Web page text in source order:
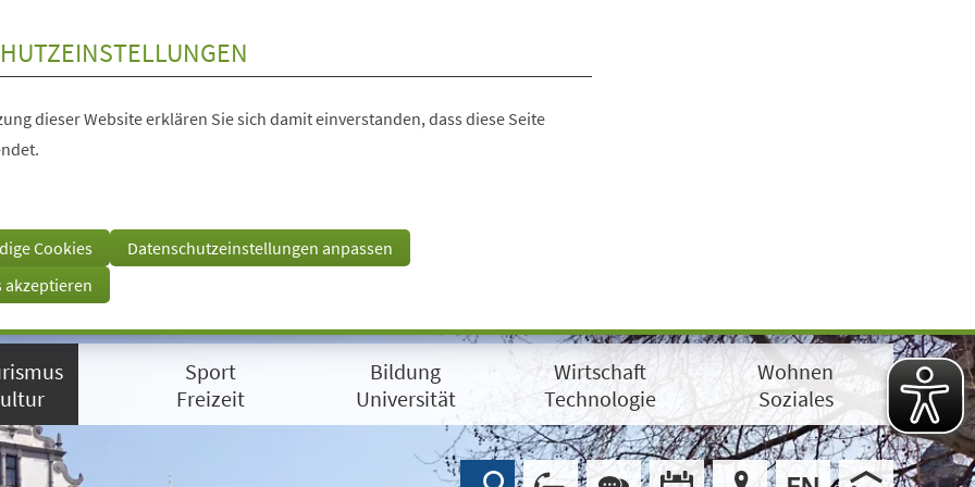
dieser Website erklären Sie sich damit einverstanden, dass diese Seite
Cookies
Datenschutzeinstellungen anpassen
akzeptieren
Sport
Freizeit
Bildung
Universität
Wirtschaft
Technologie
Wohnen
Soziales